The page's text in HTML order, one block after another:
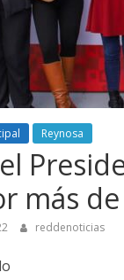
Reynosa
más
reddenoticias